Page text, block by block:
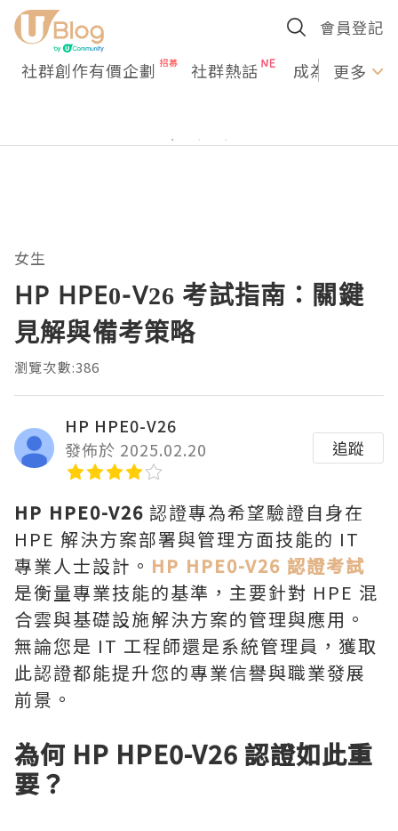
會員登記
社群創作有價企劃 社群熱話 成為U更多
女生
HP HPE0-V26 考試指南：關鍵
見解與備考策略
瀏覽次數:386
HP HPE0-V26
發佈於 2025.02.20
追蹤
HP HPE0-V26 認證專為希望驗證自身在
HPE 解決方案部署與管理方面技能的 IT
專業人士設計。 HP HPE0-V26 認證考試
是衡量專業技能的基準，主要針對 HPE 混
合雲與基礎設施解決方案的管理與應用。
無論您是 IT 工程師還是系統管理員，獲取
此認證都能提升您的專業信譽與職業發展
前景。
為何 HP HPE0-V26 認證如此重
要？